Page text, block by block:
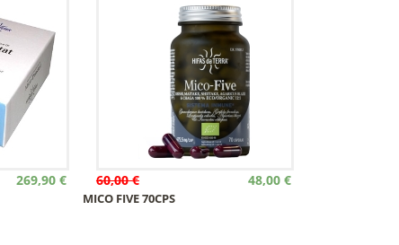
269,90 € 60,00 € 48,00 €
MICO FIVE 70CPS